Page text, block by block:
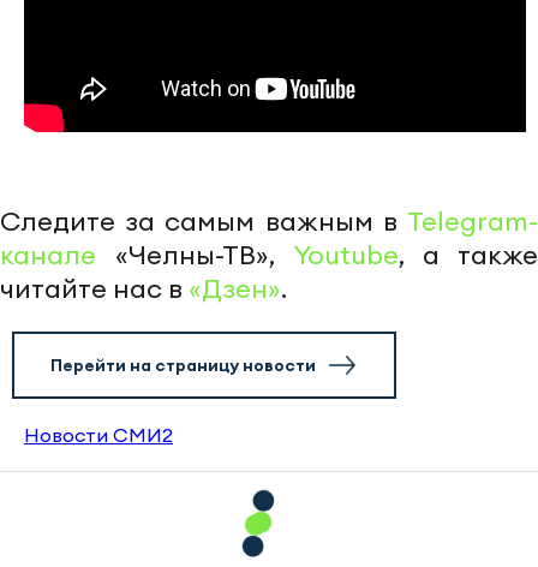
Следите за самым важным в Telegram-
канале «Челны-ТВ», Youtube, а также
читайте нас в «Дзен».
Перейти на страницу новости
Новости СМИ2